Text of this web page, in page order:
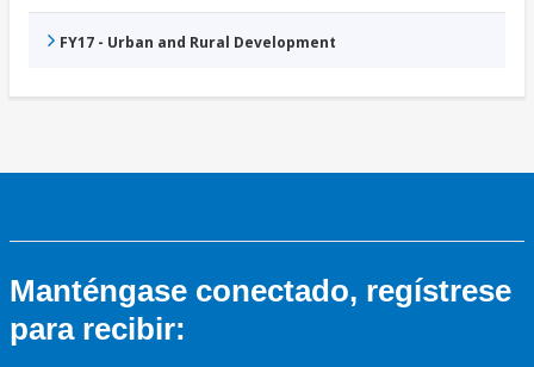
FY17 - Urban and Rural Development
Manténgase conectado, regístrese
para recibir: